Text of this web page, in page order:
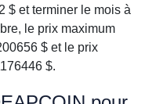
$ et terminer le mois à
le prix maximum
$ et le prix
$.